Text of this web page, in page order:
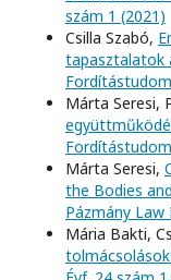
szám 1 (2021)
Csilla Szabó,
tapasztalatok
Márta Seresi,
Márta Seresi,
the Bodies
Pázmány Law
Mária Bakti,